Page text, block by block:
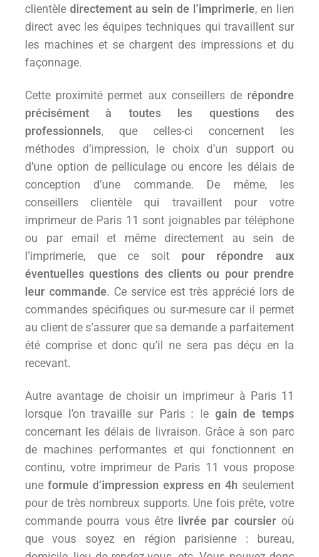
clientèle directement au sein de l’imprimerie, en lien
direct avec les équipes techniques qui travaillent sur
les machines et se chargent des impressions et du
façonnage.
Cette proximité permet aux conseillers de répondre
précisément à toutes les questions des
professionnels, que celles-ci concernent les
méthodes d’impression, le choix d’un support ou
d’une option de pelliculage ou encore les délais de
conception d’une commande. De même, les
conseillers clientèle qui travaillent pour votre
imprimeur de Paris 11 sont joignables par téléphone
ou par email et même directement au sein de
l’imprimerie, que ce soit pour répondre aux
éventuelles questions des clients ou pour prendre
leur commande. Ce service est très apprécié lors de
commandes spécifiques ou sur-mesure car il permet
au client de s’assurer que sa demande a parfaitement
été comprise et donc qu’il ne sera pas déçu en la
recevant.
Autre avantage de choisir un imprimeur à Paris 11
lorsque l’on travaille sur Paris : le gain de temps
concernant les délais de livraison. Grâce à son parc
de machines performantes et qui fonctionnent en
continu, votre imprimeur de Paris 11 vous propose
une formule d’impression express en 4h seulement
pour de très nombreux supports. Une fois prête, votre
commande pourra vous être livrée par coursieroù
que vous soyez en région parisienne : bureau,